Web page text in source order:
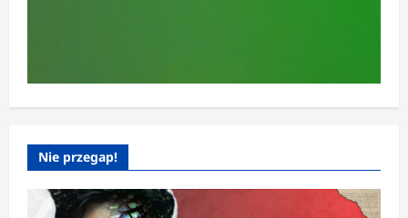
Nie przegap!